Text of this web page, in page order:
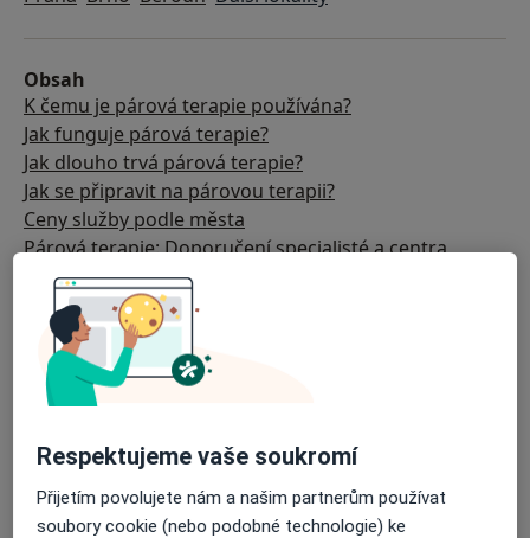
Obsah
K čemu je párová terapie používána?
Jak funguje párová terapie?
Jak dlouho trvá párová terapie?
Jak se připravit na párovou terapii?
Ceny služby podle města
Párová terapie: Doporučení specialisté a centra
Často kladené otázky
Respektujeme vaše soukromí
Přijetím povolujete nám a našim partnerům používat
soubory cookie (nebo podobné technologie) ke